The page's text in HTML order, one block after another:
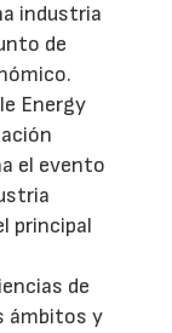
industria
de
Energy
el evento
principal
de
ámbitos y